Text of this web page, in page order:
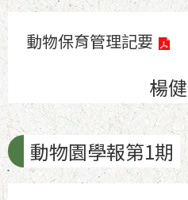
動物保育管理記要
楊
動物園學報第1期